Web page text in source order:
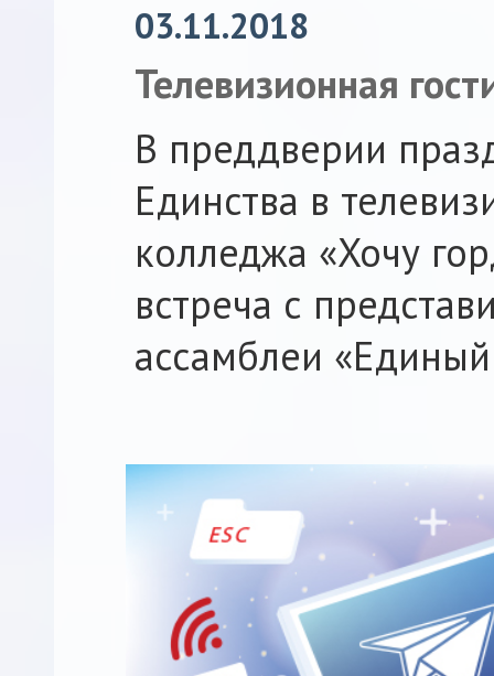
03.11.2018
Телевизионная
В преддверии
Единства в
колледжа «Хочу
встреча с
ассамблеи